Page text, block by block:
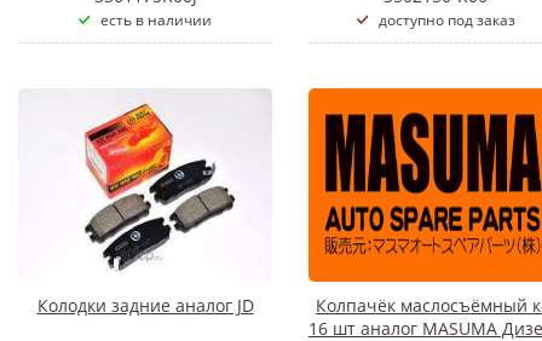
есть в наличии доступно под заказ
Колодки задние аналог JD
Колпачёк маслосъёмный
16 шт аналог MASUMA